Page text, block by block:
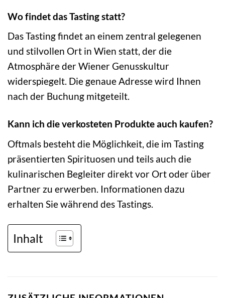
Wo findet das Tasting statt?
Das Tasting findet an einem zentral gelegenen
und stilvollen Ort in Wien statt, der die
Atmosphäre der Wiener Genusskultur
widerspiegelt. Die genaue Adresse wird Ihnen
nach der Buchung mitgeteilt.
Kann ich die verkosteten Produkte auch kaufen?
Oftmals besteht die Möglichkeit, die im Tasting
präsentierten Spirituosen und teils auch die
kulinarischen Begleiter direkt vor Ort oder über
Partner zu erwerben. Informationen dazu
erhalten Sie während des Tastings.
Inhalt